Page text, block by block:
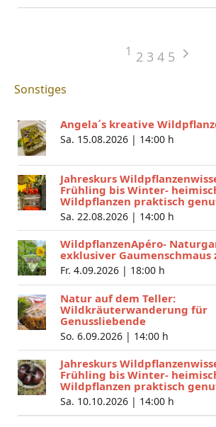
1 2 3 4 5
Sonstiges
Angela´s kreative
Sa. 15.08.2026 | 14:00 h
Jahreskurs
Frühling bis Winter-
Wildpflanzen praktisch
Sa. 22.08.2026 | 14:00 h
WildpflanzenApéro-
exklusiver Gaumenschmaus
Fr. 4.09.2026 | 18:00 h
Natur auf dem Teller:
Wildkräuterwanderung für
Genussliebende
So. 6.09.2026 | 14:00 h
Jahreskurs
Frühling bis Winter-
Wildpflanzen praktisch
Sa. 10.10.2026 | 14:00 h